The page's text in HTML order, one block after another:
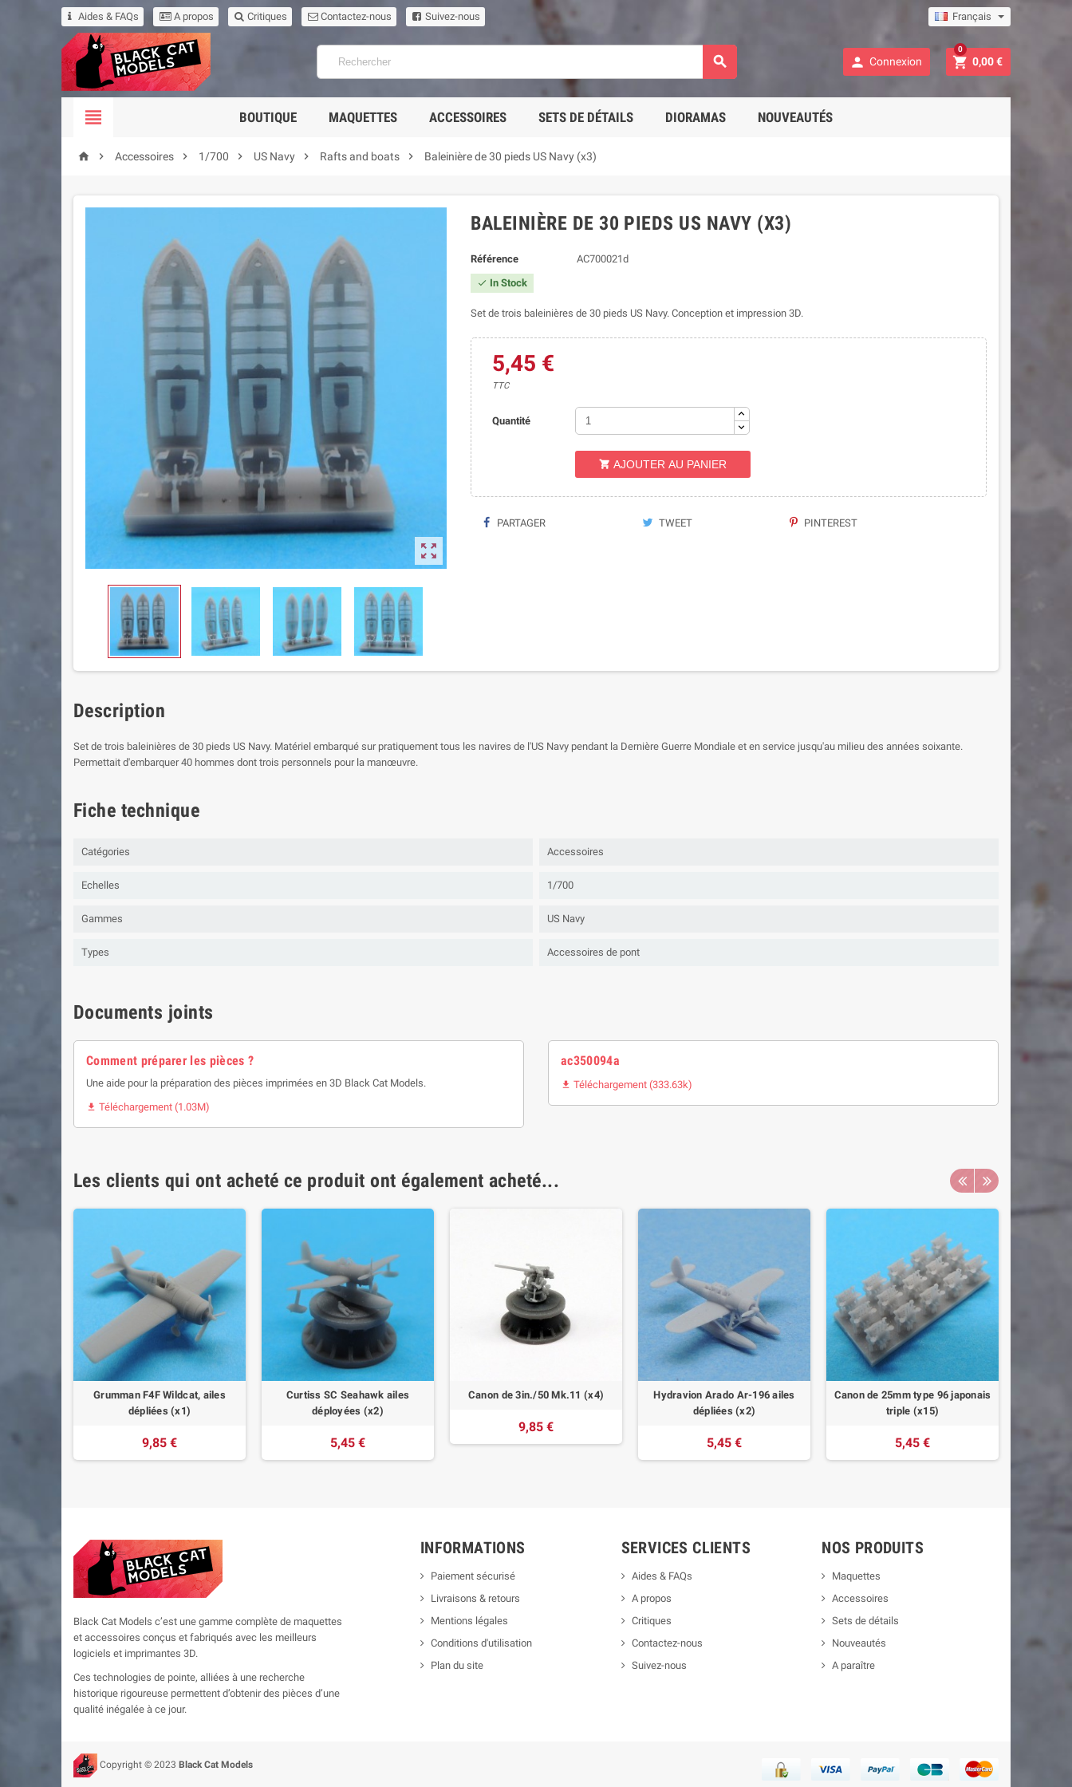
Aides & FAQs A propos Critiques Contactez-nous Suivez-nous Français
  Connexion  0,00 €
0
 BOUTIQUE MAQUETTES ACCESSOIRES SETS DE DÉTAILS DIORAMAS NOUVEAUTÉS
  Accessoires  1/700  US Navy  Rafts and boats  Baleinière de 30 pieds US Navy (x3)

BALEINIÈRE DE 30 PIEDS US NAVY (X3)
Référence AC700021d
 In Stock
Set de trois baleinières de 30 pieds US Navy. Conception et impression 3D.
5,45 €
TTC
Quantité
 AJOUTER AU PANIER
PARTAGER TWEET PINTEREST
Description
Set de trois baleinières de 30 pieds US Navy. Matériel embarqué sur pratiquement tous les navires de l'US Navy pendant la Dernière Guerre Mondiale et en service jusqu'au milieu des années soixante.
Permettait d'embarquer 40 hommes dont trois personnels pour la manœuvre.
Fiche technique
Catégories Accessoires
Echelles 1/700
Gammes US Navy
Types Accessoires de pont
Documents joints
Comment préparer les pièces ?
Une aide pour la préparation des pièces imprimées en 3D Black Cat Models.
 Téléchargement (1.03M)
ac350094a
 Téléchargement (333.63k)
Les clients qui ont acheté ce produit ont également acheté...
Grumman F4F Wildcat, ailes
dépliées (x1)
9,85 €
Curtiss SC Seahawk ailes
déployées (x2)
5,45 €
Canon de 3in./50 Mk.11 (x4)
9,85 €
Hydravion Arado Ar-196 ailes
dépliées (x2)
5,45 €
Canon de 25mm type 96 japonais
triple (x15)
5,45 €
Black Cat Models c’est une gamme complète de maquettes
et accessoires conçus et fabriqués avec les meilleurs
logiciels et imprimantes 3D.
Ces technologies de pointe, alliées à une recherche
historique rigoureuse permettent d’obtenir des pièces d’une
qualité inégalée à ce jour.
INFORMATIONS
Paiement sécurisé
Livraisons & retours
Mentions légales
Conditions d'utilisation
Plan du site
SERVICES CLIENTS
Aides & FAQs
A propos
Critiques
Contactez-nous
Suivez-nous
NOS PRODUITS
Maquettes
Accessoires
Sets de détails
Nouveautés
A paraître
Copyright © 2023 Black Cat Models